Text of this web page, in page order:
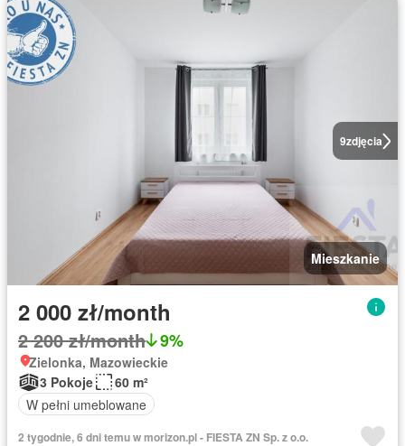
9zdjęcia
Mieszkanie
2 000 zł/month
2 200 zł/month 9%
Zielonka, Mazowieckie
3 Pokoje
60 m²
W pełni umeblowane
2 tygodnie, 6 dni temu w morizon.pl - FIESTA ZN Sp. z o.o.